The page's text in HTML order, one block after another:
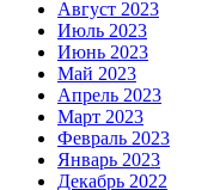
Август 2023
Июль 2023
Июнь 2023
Май 2023
Апрель 2023
Март 2023
Февраль 2023
Январь 2023
Декабрь 2022